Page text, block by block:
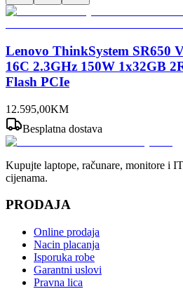
Lenovo ThinkSystem SR650
16C 2.3GHz 150W 1x32GB
Flash PCIe
12.595,00KM
Besplatna dostava
Kupujte laptope, računare, monitore i
cijenama.
PRODAJA
Online prodaja
Nacin placanja
Isporuka robe
Garantni uslovi
Pravna lica